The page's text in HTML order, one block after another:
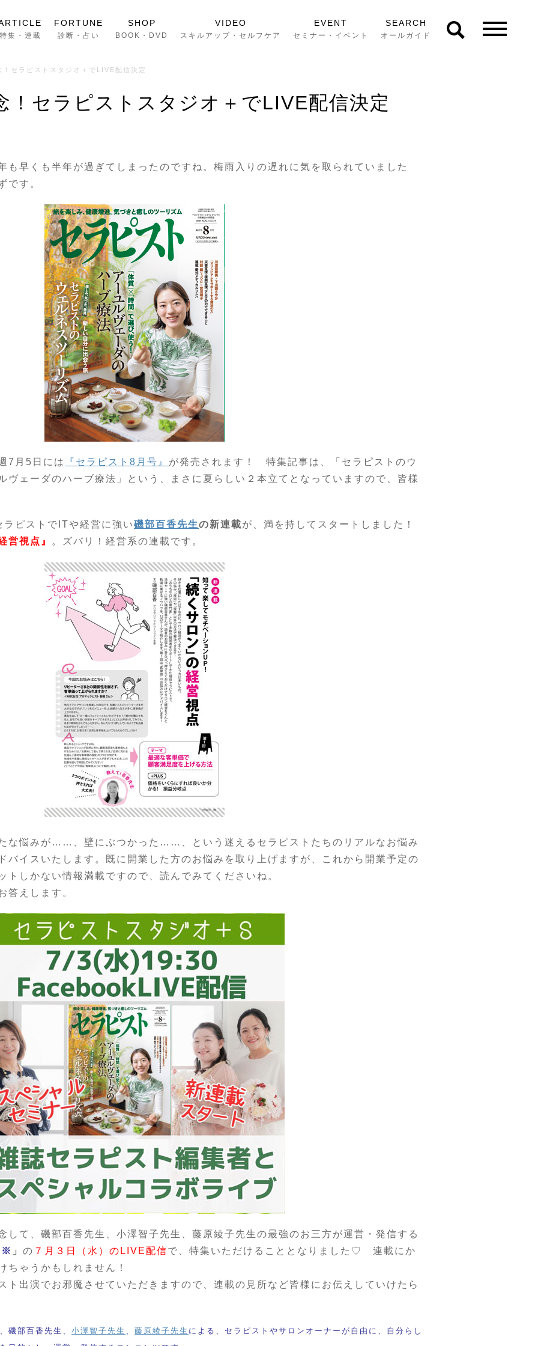
特集・連載
FORTUNE
診断・占い
SHOP
BOOK・DVD
VIDEO
スキルアップ・セルフケア
EVENT
セミナー・イベント
SEARCH
オールガイド
！セラピストスタジオ＋でLIVE配信決定
！セラピストスタジオ＋でLIVE配信決定
も早くも半年が過ぎてしまったのですね。梅雨入りの遅れに気を取られていました
です。
7月5日には 『セラピスト8月号』 が発売されます！ 特集記事は、「セラピストのウ
ヴェーダのハーブ療法」という、まさに夏らしい２本立てとなっていますので、皆様
ピストでITや経営に強い磯部百香先生の新連載が、満を持してスタートしました！
営視点』 。ズバリ！経営系の連載です。
な悩みが……、壁にぶつかった……、という迷えるセラピストたちのリアルなお悩み
バイスいたします。既に開業した方のお悩みを取り上げますが、これから開業予定の
トしかない情報満載ですので、読んでみてくださいね。
答えします。
して、磯部百香先生、小澤智子先生、藤原綾子先生の最強のお三方が運営・発信する
※ 」 の ７月３日（水）のLIVE配信で、特集いただけることとなりました♡ 連載にか
ちゃうかもしれません！
ト出演でお邪魔させていただきますので、連載の見所など皆様にお伝えしていけたら
磯部百香先生、 小澤智子先生 、 藤原綾子先生 による、セラピストやサロンオーナーが自由に、自分らし